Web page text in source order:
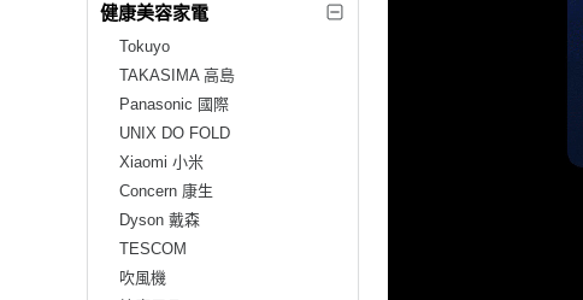
健康美容家電
Tokuyo
TAKASIMA 高島
Panasonic 國際
UNIX DO FOLD
Xiaomi 小米
Concern 康生
Dyson 戴森
TESCOM
吹風機